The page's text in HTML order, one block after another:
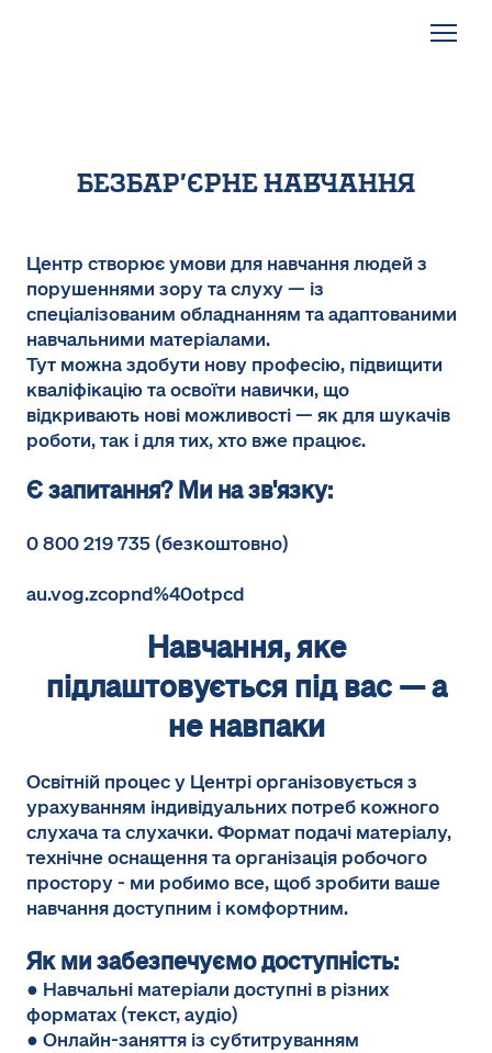
безбар'єрне навчання
Центр створює умови для навчання людей з
порушеннями зору та слуху — із
спеціалізованим обладнанням та адаптованими
навчальними матеріалами.
Тут можна здобути нову професію, підвищити
кваліфікацію та освоїти навички, що
відкривають нові можливості — як для шукачів
роботи, так і для тих, хто вже працює.
Є запитання? Ми на зв'язку:
0 800 219 735 (безкоштовно)
au.vog.zcopnd%40otpcd
Навчання, яке
підлаштовується під вас — а
не навпаки
Освітній процес у Центрі організовується з
урахуванням індивідуальних потреб кожного
слухача та слухачки. Формат подачі матеріалу,
технічне оснащення та організація робочого
простору - ми робимо все, щоб зробити ваше
навчання доступним і комфортним.
Як ми забезпечуємо доступність:
● Навчальні матеріали доступні в різних
форматах (текст, аудіо)
● Онлайн-заняття із субтитруванням